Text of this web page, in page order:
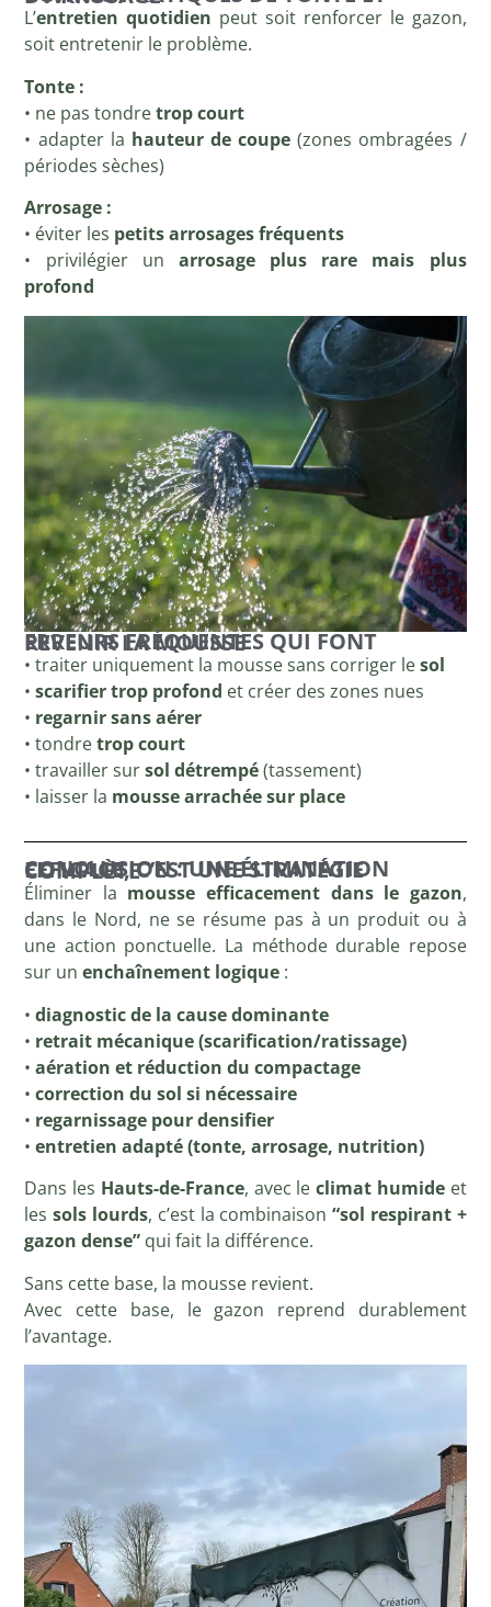
L’entretien quotidien peut soit renforcer le gazon,
soit entretenir le problème.
Tonte :
• ne pas tondretrop court
• adapter la hauteur de coupe (zones ombragées /
périodes sèches)
Arrosage :
• éviter les petits arrosages fréquents
• privilégier un arrosage plus rare mais plus
profond
ERREURS FRÉQUENTES QUI FONT REVENIR LA MOUSSE
• traiter uniquement la mousse sans corriger lesol
•scarifier trop profond et créer des zones nues
• regarnir sans aérer
• tondretrop court
• travailler sursol détrempé(tassement)
• laisser la mousse arrachée sur place
CONCLUSION : UNE ÉLIMINATION EFFICACE, C’EST UNE STRATÉGIE COMPLÈTE
Éliminer la mousse efficacement dans le gazon,
dans le Nord, ne se résume pas à un produit ou à
une action ponctuelle. La méthode durable repose
sur unenchaînement logique :
•diagnostic de la cause dominante
• retrait mécanique (scarification/ratissage)
•aération et réduction du compactage
•correction du sol si nécessaire
• regarnissage pour densifier
•entretien adapté (tonte, arrosage, nutrition)
Dans les Hauts-de-France, avec leclimat humideet
lessols lourds, c’est la combinaison“sol respirant +
gazon dense” qui fait la différence.
Sans cette base, la mousse revient.
Avec cette base, le gazon reprend durablement
l’avantage.